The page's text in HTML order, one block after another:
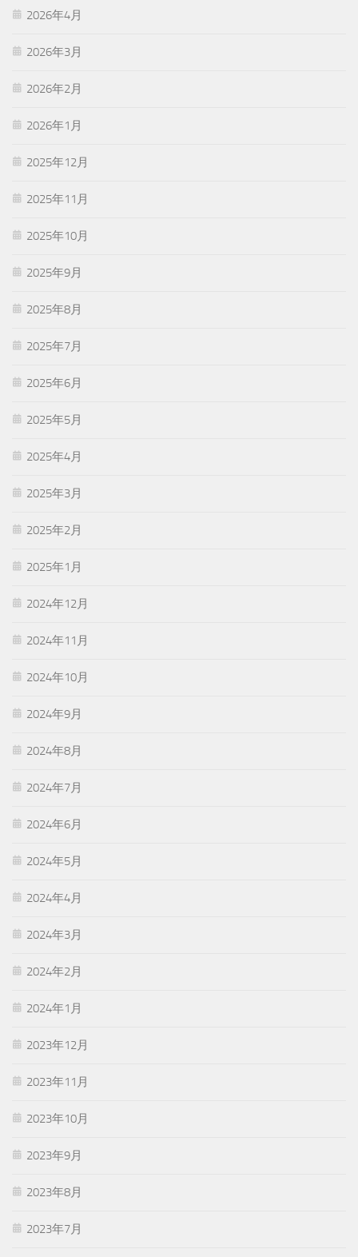
2026年4月
2026年3月
2026年2月
2026年1月
2025年12月
2025年11月
2025年10月
2025年9月
2025年8月
2025年7月
2025年6月
2025年5月
2025年4月
2025年3月
2025年2月
2025年1月
2024年12月
2024年11月
2024年10月
2024年9月
2024年8月
2024年7月
2024年6月
2024年5月
2024年4月
2024年3月
2024年2月
2024年1月
2023年12月
2023年11月
2023年10月
2023年9月
2023年8月
2023年7月